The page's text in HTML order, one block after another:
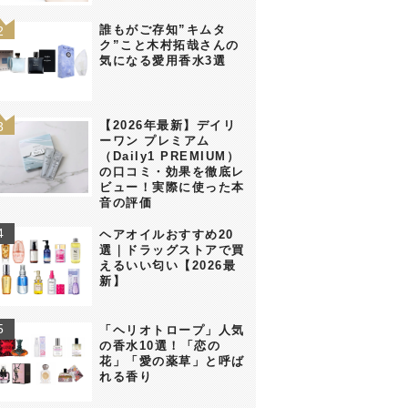
誰もがご存知”キムタ
ク”こと木村拓哉さんの
気になる愛用香水3選
【2026年最新】デイリ
ーワン プレミアム
（Daily1 PREMIUM）
の口コミ・効果を徹底レ
ビュー！実際に使った本
音の評価
ヘアオイルおすすめ20
選｜ドラッグストアで買
えるいい匂い【2026最
新】
「ヘリオトロープ」人気
の香水10選！「恋の
花」「愛の薬草」と呼ば
れる香り